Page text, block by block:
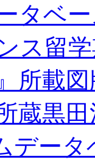
タベ
ス留
所載
蔵黒
データ